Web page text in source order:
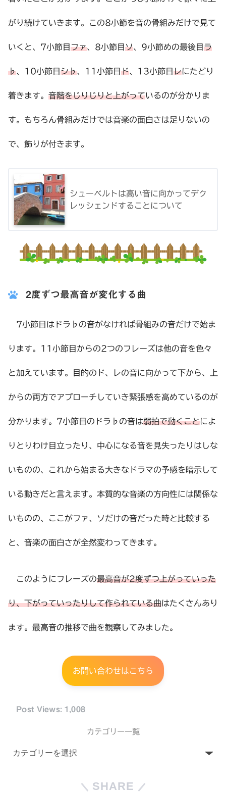
がり続けていきます。この8小節を音の骨組みだけで見て
いくと、7小節目ファ、8小節目ソ、9小節めの最後目ラ
♭、10小節目シ♭、11小節目ド、13小節目レにたどり
着きます。 音階をじりじりと上がっているのが分かりま
す。もちろん骨組みだけでは音楽の面白さは足りないの
で、飾りが付きます。
シューベルトは高い音に向かってデク
レッシェンドすることについて
2度ずつ最高音が変化する曲
7小節目はドラ♭の音がなければ骨組みの音だけで始ま
ります。11小節目からの2つのフレーズは他の音を色々
と加えています。目的のド、レの音に向かって下から、上
からの両方でアプローチしていき緊張感を高めているのが
分かります。7小節目のドラ♭の音は弱拍で動くことによ
りとりわけ目立ったり、中心になる音を見失ったりはしな
いものの、これから始まる大きなドラマの予感を暗示して
いる動きだと言えます。本質的な音楽の方向性には関係な
いものの、ここがファ、ソだけの音だった時と比較する
と、音楽の面白さが全然変わってきます。
このようにフレーズの最高音が2度ずつ上がっていった
り、下がっていったりして作られている曲はたくさんあり
ます。最高音の推移で曲を観察してみました。
お問い合わせはこちら
Post Views: 1,008
カテゴリー一覧
SHARE